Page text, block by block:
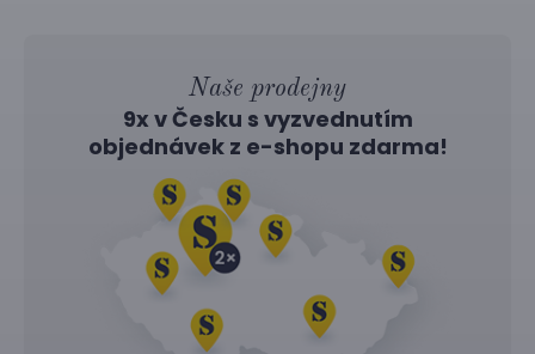
Naše prodejny
9x v Česku s vyzvednutím
objednávek z e-shopu zdarma!